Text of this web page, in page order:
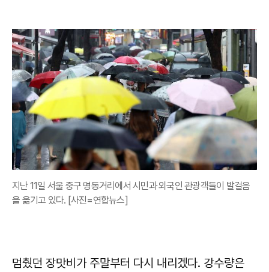
지난 11일 서울 중구 명동거리에서 시민과 외국인 관광객들이 발걸음
을 옮기고 있다. [사진=연합뉴스]
멈췄던 장맛비가 주말부터 다시 내리겠다. 강수량은